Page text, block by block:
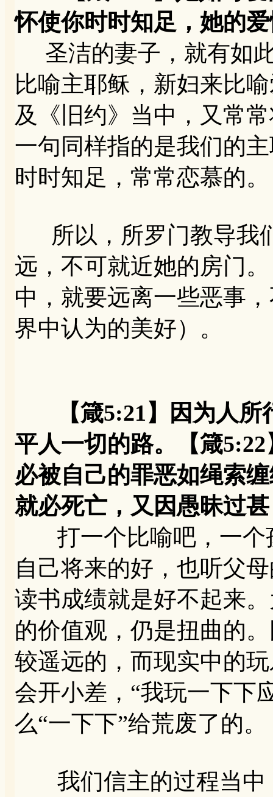
怀使你时时知足，她的
圣洁的妻子，就有如
比喻主耶稣，新妇来比
及《旧约》当中，又常
一句同样指的是我们的
时时知足，常常恋慕的。
所以，所罗门教导我
远，不可就近她的房门
中，就要远离一些恶事
界中认为的美好）。
【箴5:21】因为人
平人一切的路。【箴
必被自己的罪恶如绳索
就必死亡，又因愚昧过
打一个比喻吧，一个
自己将来的好，也听父
读书成绩就是好不起来
的价值观，仍是扭曲的
较遥远的，而现实中的
会开小差，“我玩一下下
么“一下下”给荒废了的。
我们信主的过程当中